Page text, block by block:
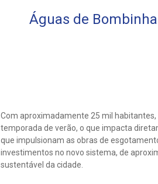
Águas de
Com aproximadamente 25 mil
temporada de verão, o que impacta
que impulsionam as obras de
investimentos no novo sistema, de
sustentável da cidade.